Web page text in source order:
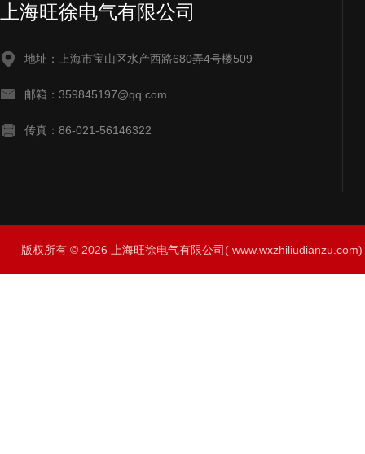
上海旺徐电气有限公司
地址：上海市宝山区水产西路680弄4号楼509
邮箱：359845197@qq.com
传真：86-021-56146322
版权所有 © 2026 上海旺徐电气有限公司(